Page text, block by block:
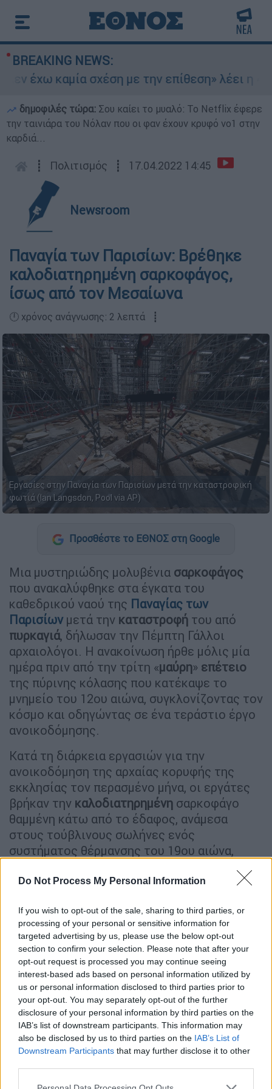
Do Not Process My Personal Information
If you wish to opt-out of the sale, sharing to third parties, or
processing of your personal or sensitive information for
targeted advertising by us, please use the below opt-out
section to confirm your selection. Please note that after your
opt-out request is processed you may continue seeing
interest-based ads based on personal information utilized by
us or personal information disclosed to third parties prior to
your opt-out. You may separately opt-out of the further
disclosure of your personal information by third parties on the
IAB’s list of downstream participants. This information may
also be disclosed by us to third parties on the IAB’s List of
Downstream Participants that may further disclose it to other
Please note that this website/app uses one or more Google
BREAKING NEWS:
έχω καμία σχέση με την επίθεση» λέει η
δημοφιλές τώρα: Σου καίει το μυαλό: Το Netflix έφερε
την ταινιάρα του Νόλαν που οι φαν έχουν κρυφό νο1 στην
καρδιά...
┋ Πολιτισμός ┋ 17.04.2022 14:45
Newsroom
Παναγία των Παρισίων: Βρέθηκε
καλοδιατηρημένη σαρκοφάγος,
ίσως από τον Μεσαίωνα
🕛 χρόνος ανάγνωσης: 2 λεπτά ┋
Εργασίες στην Παναγία των Παρισίων μετά την καταστροφική
φωτιά (Ian Langsdon, Pool via AP)
Προσθέστε το ΕΘΝΟΣ στη Google
Μια μυστηριώδης μολυβένια σαρκοφάγος
που ανακαλύφθηκε στα έγκατα του
καθεδρικού ναού της Παναγίας των
Παρισίωνμετά την καταστροφή του από
πυρκαγιά, δήλωσαν την Πέμπτη Γάλλοι
αρχαιολόγοι. Η ανακοίνωση ήρθε μόλις μία
ημέρα πριν από την τρίτη «μαύρη» επέτειο
της πύρινης κόλασης που κατέκαψε το
μνημείο του 12ου αιώνα, συγκλονίζοντας τον
κόσμο και οδηγώντας σε ένα τεράστιο έργο
ανοικοδόμησης.
Κατά τη διάρκεια εργασιών για την
ανοικοδόμηση της αρχαίας κορυφής της
εκκλησίας τον περασμένο μήνα, οι εργάτες
βρήκαν την καλοδιατηρημένη σαρκοφάγο
θαμμένη κάτω από το έδαφος, ανάμεσα
στους τούβλινους σωλήνες ενός
συστήματος θέρμανσης του 19ου αιώνα,
πολύ πίσω -πιθανώς από τον 14ο αιώνα.
Οι εργάτες βρήκαναρκετούς τάφους
«αξιοσημείωτης επιστημονικής ποιότητας»
κάτω από το καμπαναριό, ανέφερε το
υπουργείο Πολιτισμού της Γαλλίας τον
περασμένο μήνα. Οι επιστήμονες έχουν ήδη
κοιτάξει μέσα στη σαρκοφάγο
χρησιμοποιώντας μιαενδοσκοπική κάμερα
αποκαλύπτοντας το πάνω μέρος ενός
, ένα μαξιλάρι από φύλλα, ύφασμα